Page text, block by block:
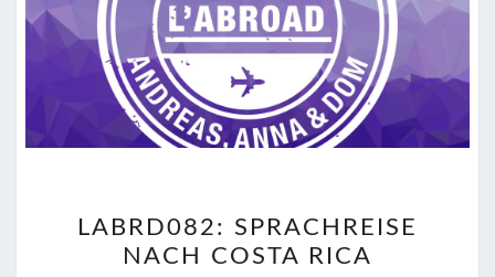
SPRACHREISE
NACH
LABRD082: SPRACHREISE
NACH COSTA RICA